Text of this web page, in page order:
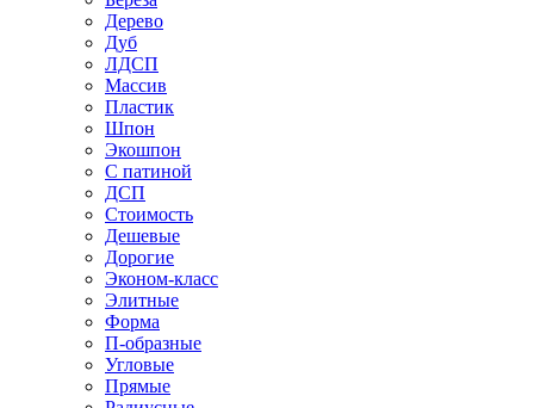
Дерево
Дуб
ЛДСП
Массив
Пластик
Шпон
Экошпон
С патиной
ДСП
Стоимость
Дешевые
Дорогие
Эконом-класс
Элитные
Форма
П-образные
Угловые
Прямые